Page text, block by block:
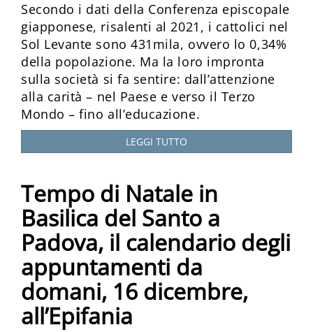
Secondo i dati della Conferenza episcopale
giapponese, risalenti al 2021, i cattolici nel
Sol Levante sono 431mila, ovvero lo 0,34%
della popolazione. Ma la loro impronta
sulla società si fa sentire: dall’attenzione
alla carità – nel Paese e verso il Terzo
Mondo – fino all’educazione.
LEGGI TUTTO
Tempo di Natale in
Basilica del Santo a
Padova, il calendario degli
appuntamenti da
domani, 16 dicembre,
all’Epifania